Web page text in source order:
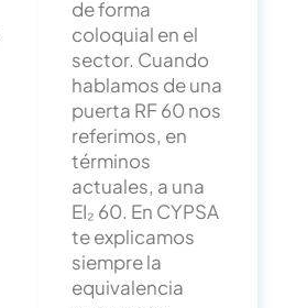
de forma
coloquial en el
sector. Cuando
hablamos de una
puerta RF 60 nos
referimos, en
términos
actuales, a una
EI₂ 60. En CYPSA
te explicamos
siempre la
equivalencia